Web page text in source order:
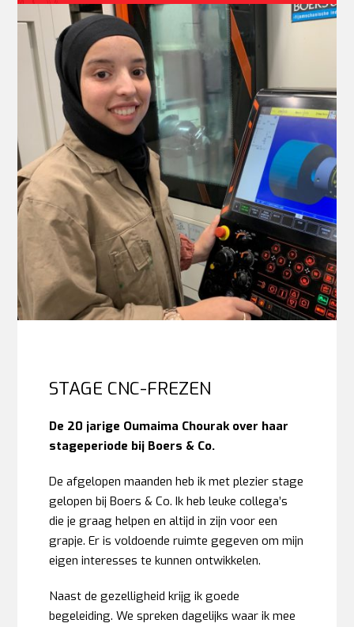
STAGE CNC-FREZEN
De 20 jarige Oumaima Chourak over haar
stageperiode bij Boers & Co.
De afgelopen maanden heb ik met plezier stage
gelopen bij Boers & Co. Ik heb leuke collega’s
die je graag helpen en altijd in zijn voor een
grapje. Er is voldoende ruimte gegeven om mijn
eigen interesses te kunnen ontwikkelen.
Naast de gezelligheid krijg ik goede
begeleiding. We spreken dagelijks waar ik mee